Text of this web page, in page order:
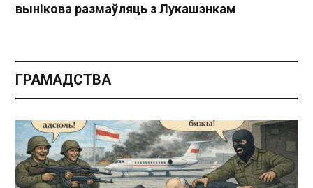
вынікова размаўляць з Лукашэнкам
ГРАМАДСТВА